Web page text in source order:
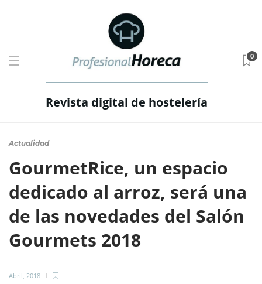
Revista digital de hostelería
0
Actualidad
GourmetRice, un espacio
dedicado al arroz, será una
de las novedades del Salón
Gourmets 2018
Abril, 2018